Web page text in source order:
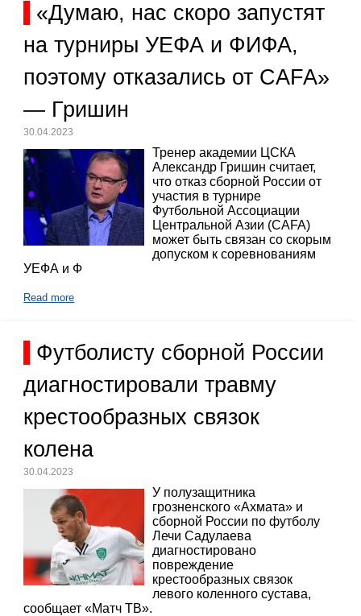
«Думаю, нас скоро запустят
на турниры УЕФА и ФИФА,
поэтому отказались от CAFA»
— Гришин
30.04.2023
Тренер академии ЦСКА
Александр Гришин считает,
что отказ сборной России от
участия в турнире
Футбольной Ассоциации
Центральной Азии (CAFA)
может быть связан со скорым
допуском к соревнованиям
УЕФА и Ф
Read more
Футболисту сборной России
диагностировали травму
крестообразных связок
колена
30.04.2023
У полузащитника
грозненского «Ахмата» и
сборной России по футболу
Лечи Садулаева
диагностировано
повреждение
крестообразных связок
левого коленного сустава,
сообщает «Матч ТВ».